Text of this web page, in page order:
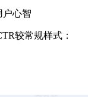
户心智
较常规样式：